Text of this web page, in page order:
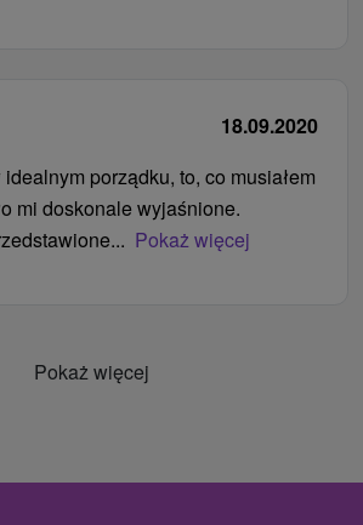
18.09.2020
porządku, to, co musiałem
mi doskonale wyjaśnione.
Pokaż więcej
Pokaż więcej